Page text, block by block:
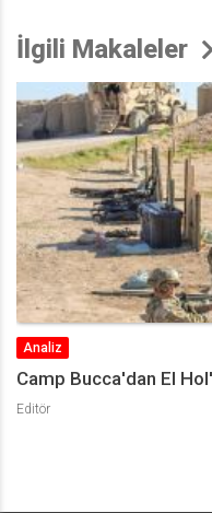
İlgili Makaleler
Türkiye’nin